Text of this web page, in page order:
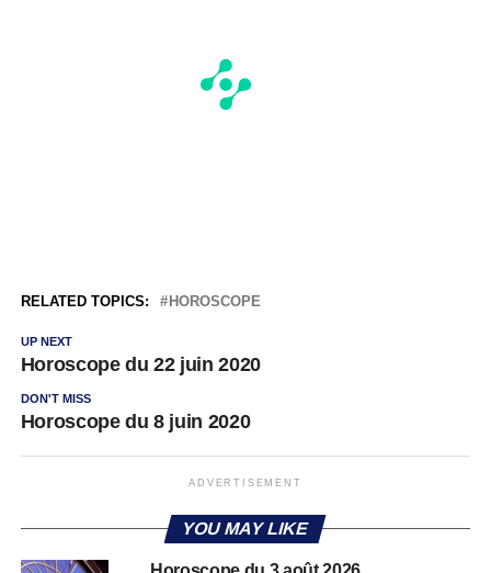
RELATED TOPICS: HOROSCOPE
UP NEXT
Horoscope du 22 juin 2020
DON'T MISS
Horoscope du 8 juin 2020
ADVERTISEMENT
YOU MAY LIKE